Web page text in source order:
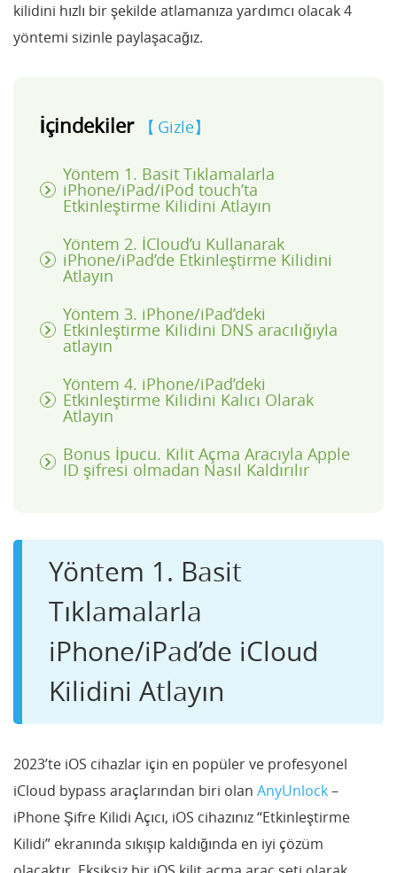
kilidini hızlı bir şekilde atlamanıza yardımcı olacak 4
yöntemi sizinle paylaşacağız.
İçindekiler Gizle
Yöntem 1. Basit Tıklamalarla
iPhone/iPad/iPod touch’ta
Etkinleştirme Kilidini Atlayın
Yöntem 2. İCloud’u Kullanarak
iPhone/iPad’de Etkinleştirme Kilidini
Atlayın
Yöntem 3. iPhone/iPad’deki
Etkinleştirme Kilidini DNS aracılığıyla
atlayın
Yöntem 4. iPhone/iPad’deki
Etkinleştirme Kilidini Kalıcı Olarak
Atlayın
Bonus İpucu. Kilit Açma Aracıyla Apple
ID şifresi olmadan Nasıl Kaldırılır
Yöntem 1. Basit
Tıklamalarla
iPhone/iPad’de iCloud
Kilidini Atlayın
2023’te iOS cihazlar için en popüler ve profesyonel
iCloud bypass araçlarından biri olan AnyUnlock–
iPhone Şifre Kilidi Açıcı, iOS cihazınız “Etkinleştirme
Kilidi” ekranında sıkışıp kaldığında en iyi çözüm